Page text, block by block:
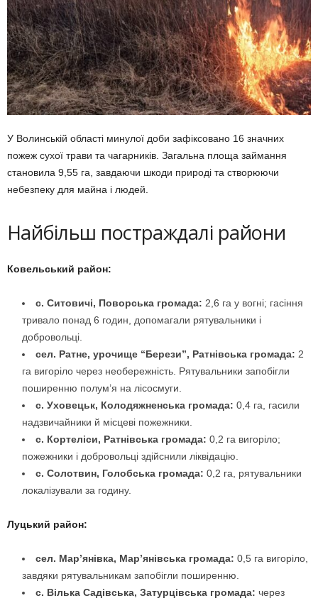
У Волинській області минулої доби зафіксовано 16 значних
пожеж сухої трави та чагарників. Загальна площа займання
становила 9,55 га, завдаючи шкоди природі та створюючи
небезпеку для майна і людей.
Найбільш постраждалі райони
Ковельський район:
с. Ситовичі, Поворська громада: 2,6 га у вогні; гасіння
тривало понад 6 годин, допомагали рятувальники і
добровольці.
сел. Ратне, урочище “Берези”, Ратнівська громада: 2
га вигоріло через необережність. Рятувальники запобігли
поширенню полум’я на лісосмуги.
с. Уховецьк, Колодяжненська громада: 0,4 га, гасили
надзвичайники й місцеві пожежники.
с. Кортеліси, Ратнівська громада: 0,2 га вигоріло;
пожежники і добровольці здійснили ліквідацію.
с. Солотвин, Голобська громада: 0,2 га, рятувальники
локалізували за годину.
Луцький район:
сел. Мар’янівка, Мар’янівська громада: 0,5 га вигоріло,
завдяки рятувальникам запобігли поширенню.
с. Вілька Садівська, Затурцівська громада: через